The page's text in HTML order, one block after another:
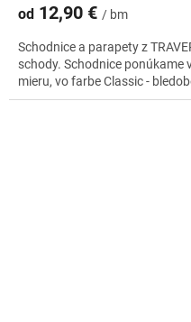
od 12,90 € / bm
Schodnice a parapety z
schody. Schodnice ponúkame
mieru, vo farbe Classic -